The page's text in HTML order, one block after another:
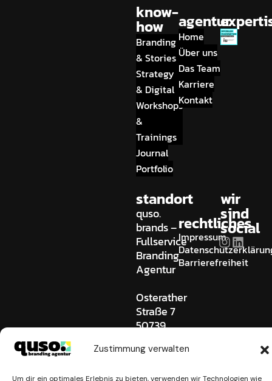
Zustimmung verwalten
Um dir ein optimales Erlebnis zu bieten, verwenden wir Technologien wie
know-
how
Branding
& Stories
Strategy
& Digital
Workshops
&
Trainings
Journal
Portfolio
agentur
Home
Über uns
Das Team
Karriere
Kontakt
standort
quso.
brands –
Fullservice
Branding
Agentur
Osterather
Straße 7
50739
Germany
rechtliches
Impressum
Barrierefreiheit
wir
sind
social